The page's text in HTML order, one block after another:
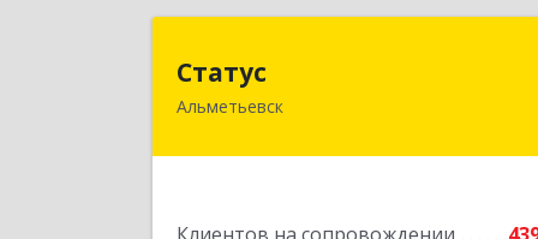
Статус
Альметьевск
423450, Татарстан Респ, Альметьевск